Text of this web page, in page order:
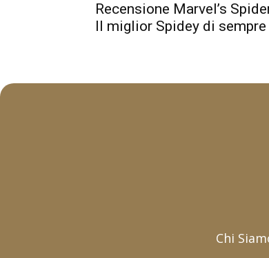
Recensione Marvel’s
Il miglior Spidey di sempre
Chi